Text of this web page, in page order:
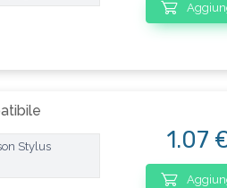
Stylus
1.07